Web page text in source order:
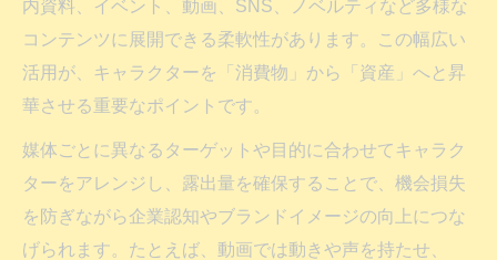
内資料、イベント、動画、SNS、ノベルティなど多様な
コンテンツに展開できる柔軟性があります。この幅広い
活用が、キャラクターを「消費物」から「資産」へと昇
華させる重要なポイントです。
媒体ごとに異なるターゲットや目的に合わせてキャラク
ターをアレンジし、露出量を確保することで、機会損失
を防ぎながら企業認知やブランドイメージの向上につな
げられます。たとえば、動画では動きや声を持たせ、